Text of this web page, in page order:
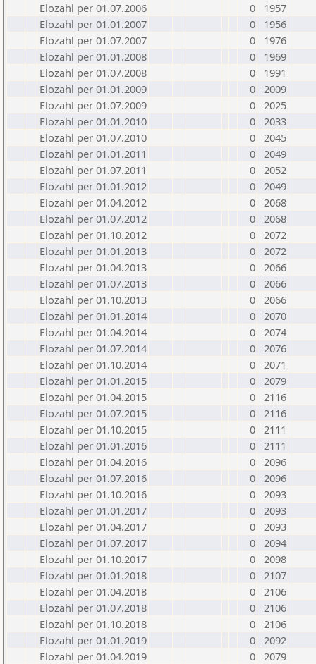
Elozahl per 01.07.2006
0
1957
Elozahl per 01.01.2007
0
1956
Elozahl per 01.07.2007
0
1976
Elozahl per 01.01.2008
0
1969
Elozahl per 01.07.2008
0
1991
Elozahl per 01.01.2009
0 2009
Elozahl per 01.07.2009
0 2025
Elozahl per 01.01.2010
0 2033
Elozahl per 01.07.2010
0 2045
Elozahl per 01.01.2011
0 2049
Elozahl per 01.07.2011
0 2052
Elozahl per 01.01.2012
0 2049
Elozahl per 01.04.2012
0 2068
Elozahl per 01.07.2012
0 2068
Elozahl per 01.10.2012
0 2072
Elozahl per 01.01.2013
0 2072
Elozahl per 01.04.2013
0 2066
Elozahl per 01.07.2013
0 2066
Elozahl per 01.10.2013
0 2066
Elozahl per 01.01.2014
0 2070
Elozahl per 01.04.2014
0 2074
Elozahl per 01.07.2014
0 2076
Elozahl per 01.10.2014
0 2071
Elozahl per 01.01.2015
0 2079
Elozahl per 01.04.2015
0 2116
Elozahl per 01.07.2015
0 2116
Elozahl per 01.10.2015
0 2111
Elozahl per 01.01.2016
0 2111
Elozahl per 01.04.2016
0 2096
Elozahl per 01.07.2016
0 2096
Elozahl per 01.10.2016
0 2093
Elozahl per 01.01.2017
0 2093
Elozahl per 01.04.2017
0 2093
Elozahl per 01.07.2017
0 2094
Elozahl per 01.10.2017
0 2098
Elozahl per 01.01.2018
0 2107
Elozahl per 01.04.2018
0 2106
Elozahl per 01.07.2018
0 2106
Elozahl per 01.10.2018
0 2106
Elozahl per 01.01.2019
0 2092
Elozahl per 01.04.2019
0 2079